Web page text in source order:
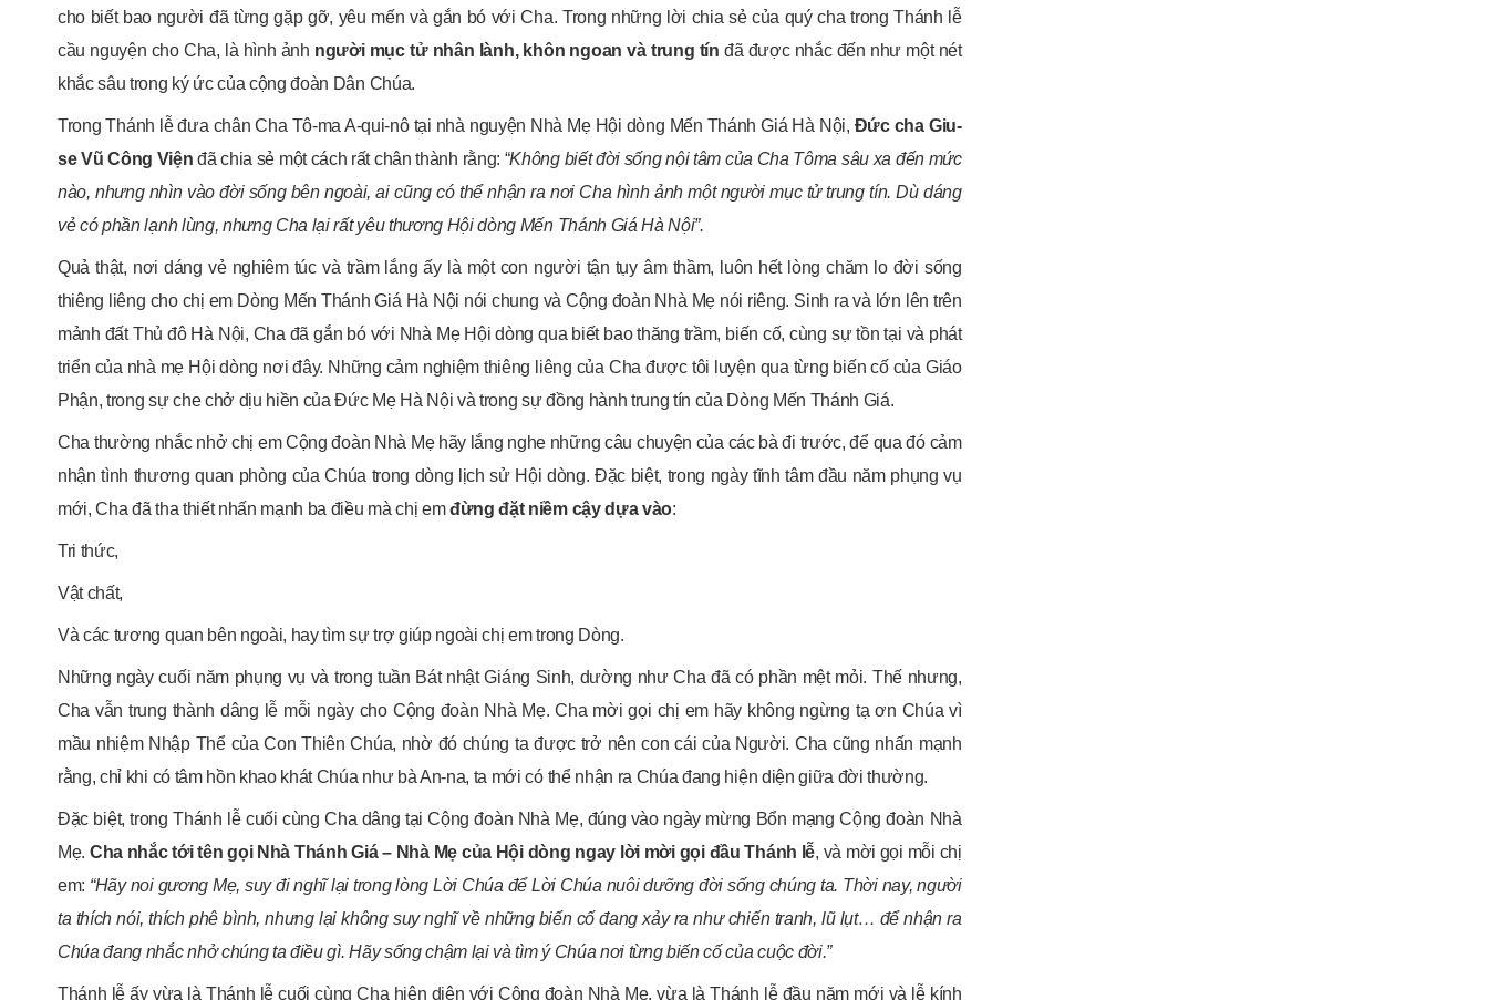
cho biết bao người đã từng gặp gỡ, yêu mến và gắn bó với Cha. Trong những lời chia sẻ của quý cha trong Thánh lễ
cầu nguyện cho Cha, là hình ảnh người mục tử nhân lành, khôn ngoan và trung tín đã được nhắc đến như một nét
khắc sâu trong ký ức của cộng đoàn Dân Chúa.
Trong Thánh lễ đưa chân Cha Tô-ma A-qui-nô tại nhà nguyện Nhà Mẹ Hội dòng Mến Thánh Giá Hà Nội, Đức cha Giu-
se Vũ Công Viện đã chia sẻ một cách rất chân thành rằng: “Không biết đời sống nội tâm của Cha Tôma sâu xa đến mức
nào, nhưng nhìn vào đời sống bên ngoài, ai cũng có thể nhận ra nơi Cha hình ảnh một người mục tử trung tín. Dù dáng
vẻ có phần lạnh lùng, nhưng Cha lại rất yêu thương Hội dòng Mến Thánh Giá Hà Nội”.
Quả thật, nơi dáng vẻ nghiêm túc và trầm lắng ấy là một con người tận tụy âm thầm, luôn hết lòng chăm lo đời sống
thiêng liêng cho chị em Dòng Mến Thánh Giá Hà Nội nói chung và Cộng đoàn Nhà Mẹ nói riêng. Sinh ra và lớn lên trên
mảnh đất Thủ đô Hà Nội, Cha đã gắn bó với Nhà Mẹ Hội dòng qua biết bao thăng trầm, biến cố, cùng sự tồn tại và phát
triển của nhà mẹ Hội dòng nơi đây. Những cảm nghiệm thiêng liêng của Cha được tôi luyện qua từng biến cố của Giáo
Phận, trong sự che chở dịu hiền của Đức Mẹ Hà Nội và trong sự đồng hành trung tín của Dòng Mến Thánh Giá.
Cha thường nhắc nhở chị em Cộng đoàn Nhà Mẹ hãy lắng nghe những câu chuyện của các bà đi trước, để qua đó cảm
nhận tình thương quan phòng của Chúa trong dòng lịch sử Hội dòng. Đặc biệt, trong ngày tĩnh tâm đầu năm phụng vụ
mới, Cha đã tha thiết nhấn mạnh ba điều mà chị emđừng đặt niềm cậy dựa vào:
Tri thức,
Vật chất,
Và các tương quan bên ngoài, hay tìm sự trợ giúp ngoài chị em trong Dòng.
Những ngày cuối năm phụng vụ và trong tuần Bát nhật Giáng Sinh, dường như Cha đã có phần mệt mỏi. Thế nhưng,
Cha vẫn trung thành dâng lễ mỗi ngày cho Cộng đoàn Nhà Mẹ. Cha mời gọi chị em hãy không ngừng tạ ơn Chúa vì
mầu nhiệm Nhập Thể của Con Thiên Chúa, nhờ đó chúng ta được trở nên con cái của Người. Cha cũng nhấn mạnh
rằng, chỉ khi có tâm hồn khao khát Chúa như bà An-na, ta mới có thể nhận ra Chúa đang hiện diện giữa đời thường.
Đặc biệt, trong Thánh lễ cuối cùng Cha dâng tại Cộng đoàn Nhà Mẹ, đúng vào ngày mừng Bổn mạng Cộng đoàn Nhà
Mẹ. Cha nhắc tới tên gọi Nhà Thánh Giá – Nhà Mẹ của Hội dòng ngay lời mời gọi đầu Thánh lễ, và mời gọi mỗi chị
em: “Hãy noi gương Mẹ, suy đi nghĩ lại trong lòng Lời Chúa để Lời Chúa nuôi dưỡng đời sống chúng ta. Thời nay, người
ta thích nói, thích phê bình, nhưng lại không suy nghĩ về những biến cố đang xảy ra như chiến tranh, lũ lụt… để nhận ra
Chúa đang nhắc nhở chúng ta điều gì. Hãy sống chậm lại và tìm ý Chúa nơi từng biến cố của cuộc đời.”
Thánh lễ ấy vừa là Thánh lễ cuối cùng Cha hiện diện với Cộng đoàn Nhà Mẹ, vừa là Thánh lễ đầu năm mới và lễ kính